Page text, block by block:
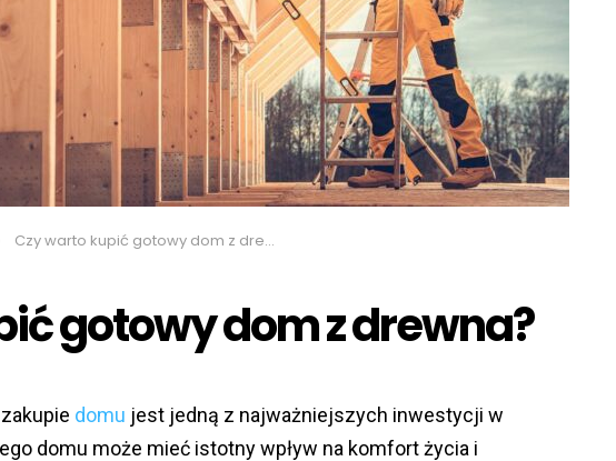
Czy warto kupić gotowy dom z drewna?
gotowy dom z drewna?
domu jest jedną z najważniejszych inwestycji w
domu może mieć istotny wpływ na komfort życia i